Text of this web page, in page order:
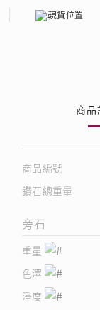
現貨位置
商品
商品編號
鑽石總重量
旁石
重量
色澤
淨度